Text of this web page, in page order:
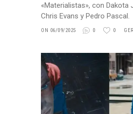
«Materialistas», con Dakota
Chris Evans y Pedro Pascal.
ON 06/09/2025 0 0